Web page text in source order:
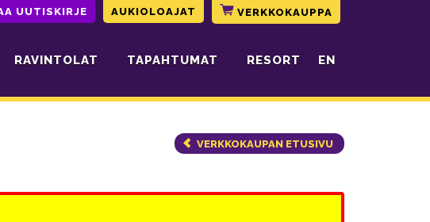
UUTISKIRJE AUKIOLOAJAT VERKKOKAUPPA
RAVINTOLAT TAPAHTUMAT RESORT EN
VERKKOKAUPAN ETUSIVU